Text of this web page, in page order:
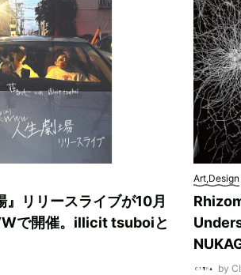
リリースライブが10月
で開催。illicit tsuboiと
Art,Design
by